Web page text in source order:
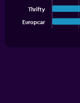
The
chart
Thrifty
Europcar
End